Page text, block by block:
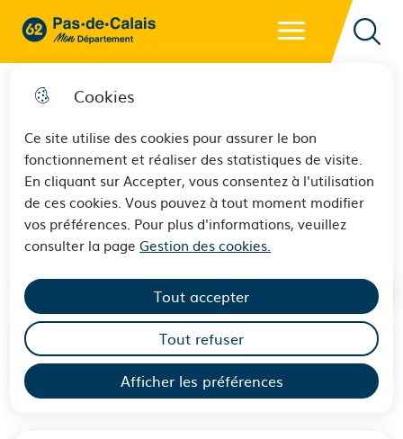
Cookies
Ce site utilise des cookies pour assurer le bon
fonctionnement et réaliser des statistiques de visite.
En cliquant sur Accepter, vous consentez à l'utilisation
de ces cookies. Vous pouvez à tout moment modifier
vos préférences. Pour plus d'informations, veuillez
consulter la pageGestion des cookies.
Afficher les préférences
Tout accepter
Tout refuser
62 - Pas-de-Calais Mon Département - Retour à l'accueil
Le Revenu de Solidarité Active
(RSA)
Sommaire